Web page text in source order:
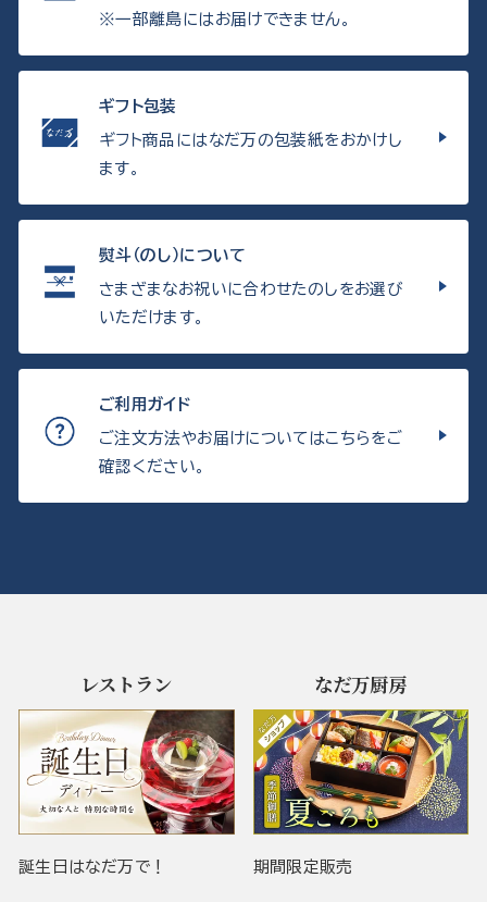
※一部離島にはお届けできません。
ギフト包装
ギフト商品にはなだ万の包装紙をおかけし
ます。
熨斗（のし）について
さまざまなお祝いに合わせたのしをお選び
いただけます。
ご利用ガイド
ご注文方法やお届けについてはこちらをご
確認ください。
レストラン
誕生日はなだ万で！
なだ万厨房
期間限定販売